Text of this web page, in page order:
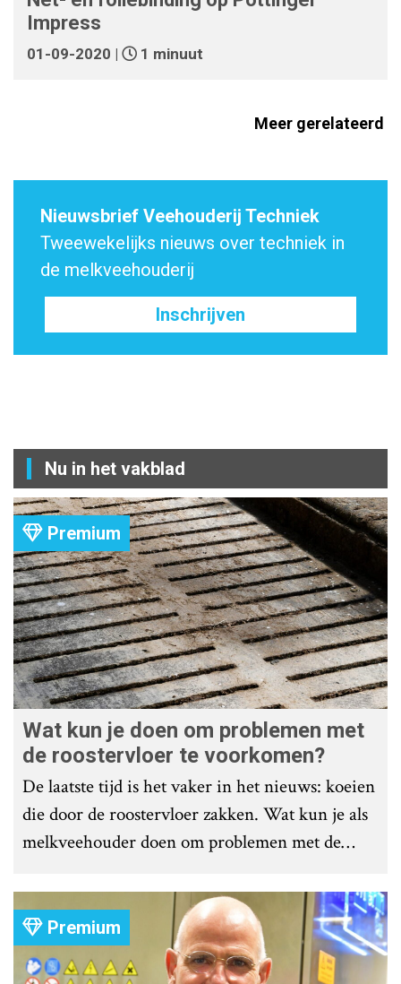
Impress
01-09-2020 | 1 minuut
Meer gerelateerd
Nieuwsbrief Veehouderij Techniek
Tweewekelijks nieuws over techniek in
de melkveehouderij
Inschrijven
Nu in het vakblad
Premium
Wat kun je doen om problemen met
de roostervloer te voorkomen?
De laatste tijd is het vaker in het nieuws: koeien
die door de roostervloer zakken. Wat kun je als
melkveehouder doen om problemen met de
Premium